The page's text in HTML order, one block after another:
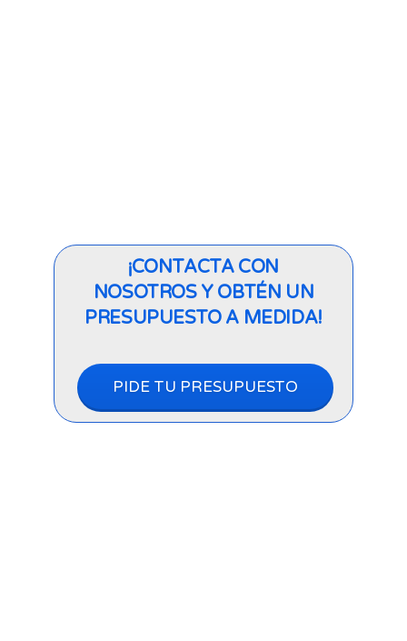
¡CONTACTA CON
NOSOTROS Y OBTÉN UN
PRESUPUESTO A MEDIDA!
PIDE TU PRESUPUESTO